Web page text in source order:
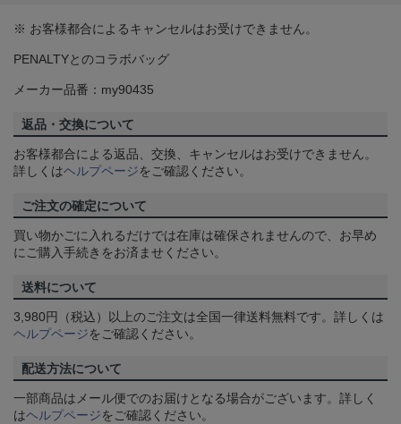
※ お客様都合によるキャンセルはお受けできません。
PENALTYとのコラボバッグ
メーカー品番：my90435
返品・交換について
お客様都合による返品、交換、キャンセルはお受けできません。
詳しくはヘルプページをご確認ください。
ご注文の確定について
買い物かごに入れるだけでは在庫は確保されませんので、お早め
にご購入手続きをお済ませください。
送料について
3,980円（税込）以上のご注文は全国一律送料無料です。詳しくは
ヘルプページをご確認ください。
配送方法について
一部商品はメール便でのお届けとなる場合がございます。詳しく
はヘルプページをご確認ください。